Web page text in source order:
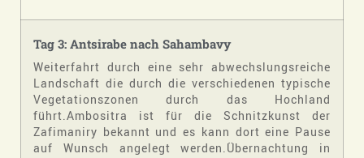
Tag 3: Antsirabe nach Sahambavy
Weiterfahrt durch eine sehr abwechslungsreiche
Landschaft die durch die verschiedenen typische
Vegetationszonen durch das Hochland
führt.Ambositra ist für die Schnitzkunst der
Zafimaniry bekannt und es kann dort eine Pause
auf Wunsch angelegt werden.Übernachtung in